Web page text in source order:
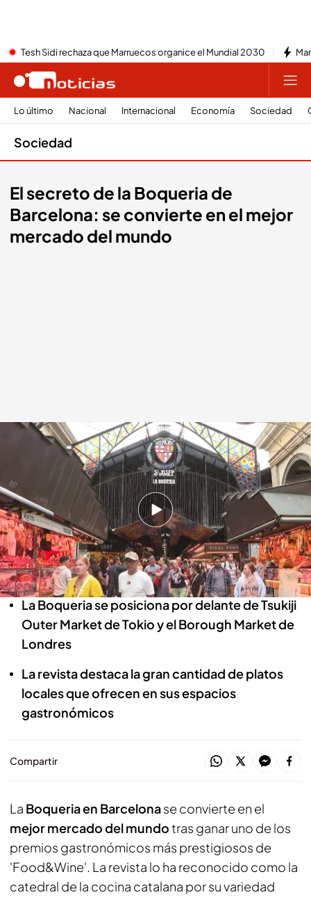
Tesh Sidi rechaza que Marruecos organice el Mundial 2030
Lo último Nacional Internacional Economía Sociedad
Sociedad
El secreto de la Boqueria de
Barcelona: se convierte en el mejor
mercado del mundo
Las razones que convierten a la Boqueria de Barcelona en la mejor del
Redacción digital Noticias Cuatro
13 MAY 2024 - 21:27h.
Food&Wine reconoce a la Boqueria de
Barcelona como la catedral de la cocina
catalana
La Boqueria se posiciona por delante de Tsukiji
Outer Market de Tokio y el Borough Market de
Londres
La revista destaca la gran cantidad de platos
locales que ofrecen en sus espacios
gastronómicos
Compartir
La Boqueria en Barcelonase convierte en el
mejor mercado del mundotras ganar uno de los
premios gastronómicos más prestigiosos de
'Food&Wine'. La revista lo ha reconocido como la
catedral de la cocina catalana por su variedad